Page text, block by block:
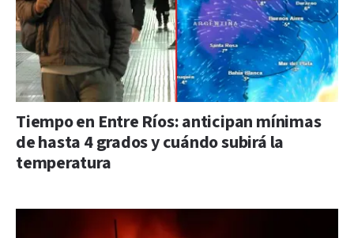
Tiempo en Entre Ríos: anticipan mínimas
de hasta 4 grados y cuándo subirá la
temperatura